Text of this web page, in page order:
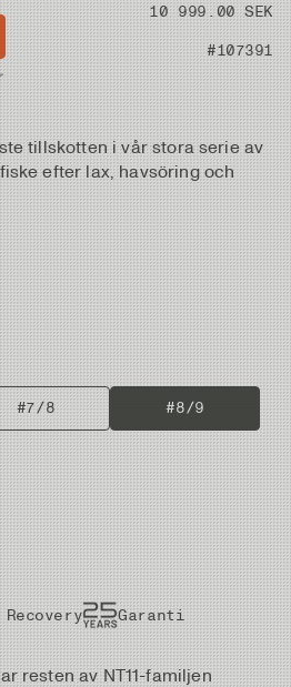
10 999.00 SEK
#107391
tillskotten i vår stora serie av
efter lax, havsöring och
#7/8 #8/9
Garanti
resten av NT11-familjen